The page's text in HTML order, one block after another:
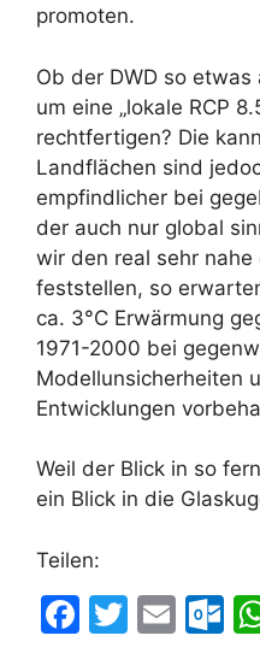
promoten.
Ob der DWD so
um eine „lokale RCP
rechtfertigen? Die
Landflächen sind
empfindlicher bei
der auch nur global
wir den real sehr nahe
feststellen, so
ca. 3°C Erwärmung
1971-2000 bei
Modellunsicherheiten
Entwicklungen
Weil der Blick in so
ein Blick in die
Teilen:
F
T
E
O